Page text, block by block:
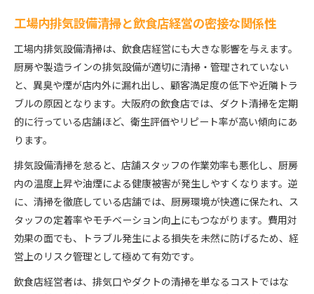
工場内排気設備清掃と飲食店経営の密接な関係性
工場内排気設備清掃は、飲食店経営にも大きな影響を与えます。
厨房や製造ラインの排気設備が適切に清掃・管理されていない
と、異臭や煙が店内外に漏れ出し、顧客満足度の低下や近隣トラ
ブルの原因となります。大阪府の飲食店では、ダクト清掃を定期
的に行っている店舗ほど、衛生評価やリピート率が高い傾向にあ
ります。
排気設備清掃を怠ると、店舗スタッフの作業効率も悪化し、厨房
内の温度上昇や油煙による健康被害が発生しやすくなります。逆
に、清掃を徹底している店舗では、厨房環境が快適に保たれ、ス
タッフの定着率やモチベーション向上にもつながります。費用対
効果の面でも、トラブル発生による損失を未然に防げるため、経
営上のリスク管理として極めて有効です。
飲食店経営者は、排気口やダクトの清掃を単なるコストではな